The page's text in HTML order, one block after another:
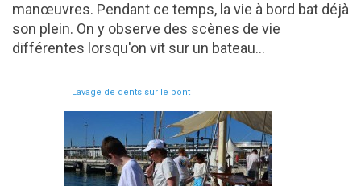
manœuvres. Pendant ce temps, la vie à bord bat déjà
son plein. On y observe des scènes de vie
différentes lorsqu'on vit sur un bateau...
Lavage de dents sur le pont